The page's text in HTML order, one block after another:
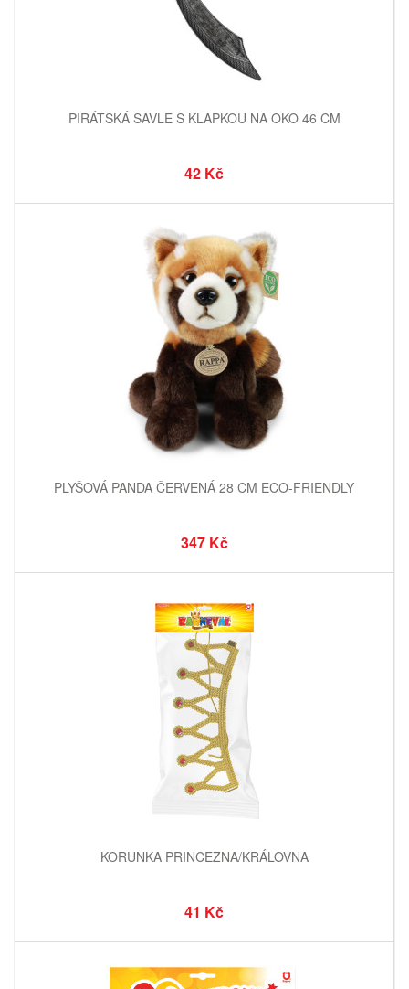
PIRÁTSKÁ ŠAVLE S KLAPKOU NA OKO 46 CM
42 Kč
PLYŠOVÁ PANDA ČERVENÁ 28 CM ECO-FRIENDLY
347 Kč
KORUNKA PRINCEZNA/KRÁLOVNA
41 Kč